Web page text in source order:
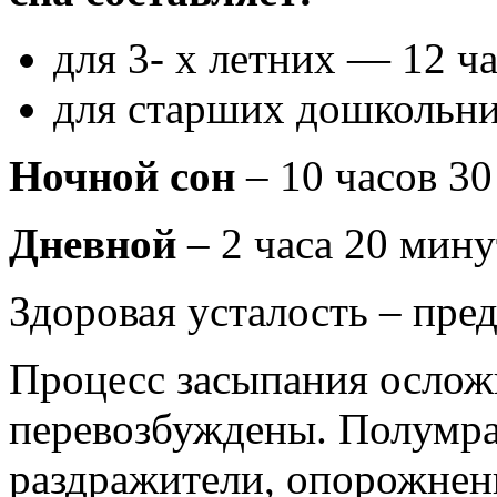
для 3- х летних — 12
для старших
Ночной сон – 10 часов
Дневной – 2 часа 20
Здоровая усталость –
Процесс засыпания
перевозбуждены.
раздражители,